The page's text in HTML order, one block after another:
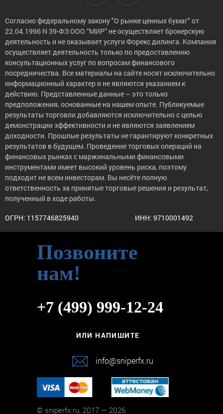
Согласно федеральному закону "О рынке ценных бумаг" от
22.04.1996 N 39-ФЗ ООО “МИР” не осуществляет брокерскую
деятельность и не оказывает услуги Форекс дилинга. Компания
осуществляет деятельность только по предоставлению
консультационных услуг по вопросам финансового
посредничества. Все материалы на сайте носят исключительно
информационный характер и не являются указанием к
действию. Представленные данные – это только
предположения, основанные на нашем опыте. Публикуемые
результаты торговли добавляются исключительно с целью
демонстрации эффективности и не являются заявлением
доходности. Прошлые результаты не гарантируют конкретных
результатов в будущем. Проведение торговых операций на
финансовых рынках с маржинальными финансовыми
инструментами имеет высокий уровень риска, поэтому
подходит не всем инвесторам. Вы несёте полную
ответственность за принятые торговые решения и результат,
полученный в ходе работы.
ОГРН: 1157746825940 ИНН: 9710001492
Позвоните
нам!
+7 (499) 999-12-24
ИЛИ НАПИШИТЕ
info@sniperfx.ru
© sniperfx.ru, 2017 — 2026